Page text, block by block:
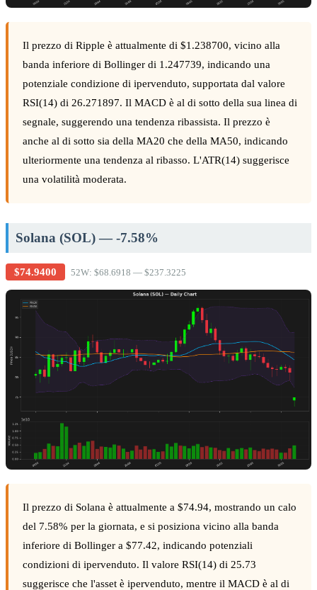
Il prezzo di Ripple è attualmente di $1.238700, vicino alla
banda inferiore di Bollinger di 1.247739, indicando una
potenziale condizione di ipervenduto, supportata dal valore
RSI(14) di 26.271897. Il MACD è al di sotto della sua linea di
segnale, suggerendo una tendenza ribassista. Il prezzo è
anche al di sotto sia della MA20 che della MA50, indicando
ulteriormente una tendenza al ribasso. L'ATR(14) suggerisce
una volatilità moderata.
Solana (SOL) — -7.58%
$74.9400 52W: $68.6918 — $237.3225
Il prezzo di Solana è attualmente a $74.94, mostrando un calo
del 7.58% per la giornata, e si posiziona vicino alla banda
inferiore di Bollinger a $77.42, indicando potenziali
condizioni di ipervenduto. Il valore RSI(14) di 25.73
suggerisce che l'asset è ipervenduto, mentre il MACD è al di